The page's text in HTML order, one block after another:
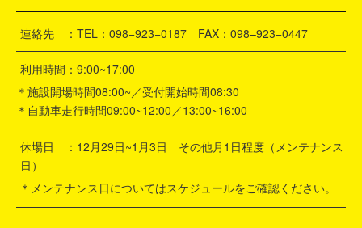
連絡先 ：TEL：098−923−0187 FAX：098–923−0447
利用時間：9:00~17:00
＊施設開場時間08:00~／受付開始時間08:30
＊自動車走行時間09:00~12:00／13:00~16:00
休場日 ：12月29日~1月3日 その他月1日程度（メンテナンス
日）
＊メンテナンス日についてはスケジュールをご確認ください。